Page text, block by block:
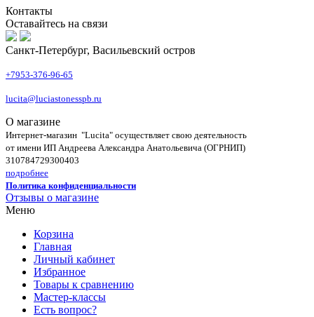
Контакты
Оставайтесь на связи
Санкт-Петербург, Васильевский остров
+7953-376-96-65
lucita@luciastonesspb.ru
О магазине
Интернет-магазин "Lucita" осуществляет свою деятельность
от имени ИП Андреева Александра Анатольевича (ОГРНИП)
310784729300403
подробнее
Политика конфиденциальности
Отзывы о магазине
Меню
Корзина
Главная
Личный кабинет
Избранное
Товары к сравнению
Мастер-классы
Есть вопрос?